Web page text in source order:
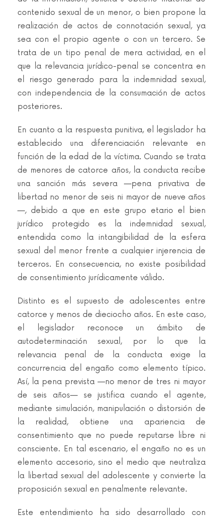
contenido sexual de un menor, o bien propone la
realización de actos de connotación sexual, ya
sea con el propio agente o con un tercero. Se
trata de un tipo penal de mera actividad, en el
que la relevancia jurídico-penal se concentra en
el riesgo generado para la indemnidad sexual,
con independencia de la consumación de actos
posteriores.
En cuanto a la respuesta punitiva, el legislador ha
establecido una diferenciación relevante en
función de la edad de la víctima. Cuando se trata
de menores de catorce años, la conducta recibe
una sanción más severa —pena privativa de
libertad no menor de seis ni mayor de nueve años
—, debido a que en este grupo etario el bien
jurídico protegido es la indemnidad sexual,
entendida como la intangibilidad de la esfera
sexual del menor frente a cualquier injerencia de
terceros. En consecuencia, no existe posibilidad
de consentimiento jurídicamente válido.
Distinto es el supuesto de adolescentes entre
catorce y menos de dieciocho años. En este caso,
el legislador reconoce un ámbito de
autodeterminación sexual, por lo que la
relevancia penal de la conducta exige la
concurrencia del engaño como elemento típico.
Así, la pena prevista —no menor de tres ni mayor
de seis años— se justifica cuando el agente,
mediante simulación, manipulación o distorsión de
la realidad, obtiene una apariencia de
consentimiento que no puede reputarse libre ni
consciente. En tal escenario, el engaño no es un
elemento accesorio, sino el medio que neutraliza
la libertad sexual del adolescente y convierte la
proposición sexual en penalmente relevante.
Este entendimiento ha sido desarrollado con